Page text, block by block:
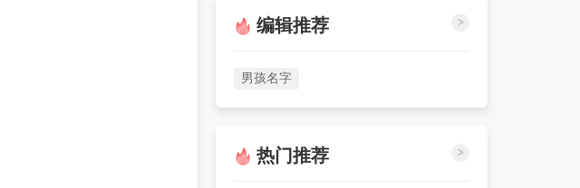
编辑推荐 >
男孩名字
热门推荐 >